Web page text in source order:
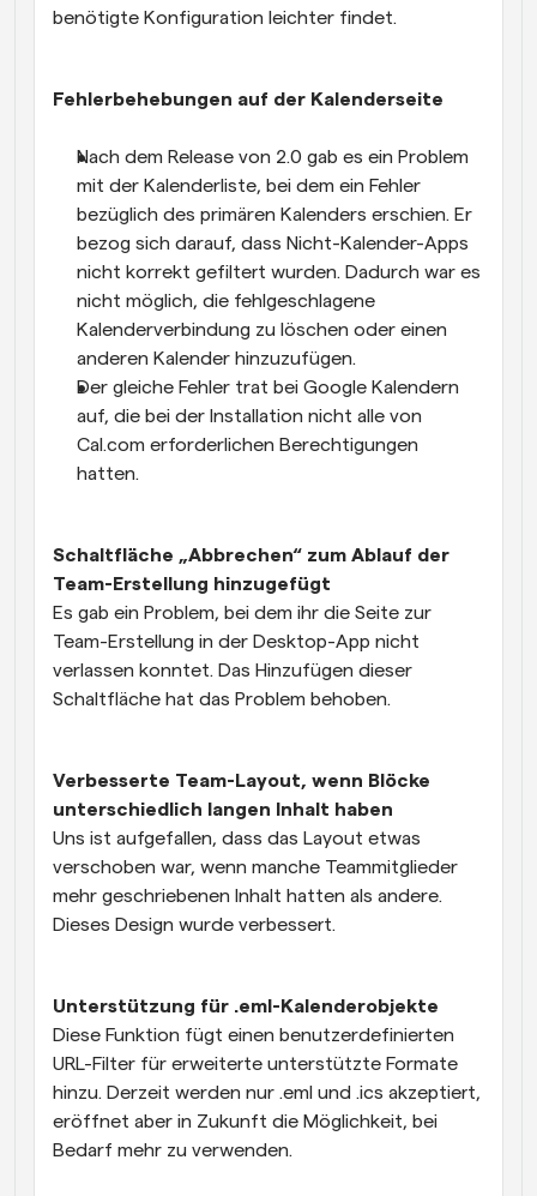
benötigte Konfiguration leichter findet.
Fehlerbehebungen auf der Kalenderseite
Nach dem Release von 2.0 gab es ein Problem
mit der Kalenderliste, bei dem ein Fehler
bezüglich des primären Kalenders erschien. Er
bezog sich darauf, dass Nicht-Kalender-Apps
nicht korrekt gefiltert wurden. Dadurch war es
nicht möglich, die fehlgeschlagene
Kalenderverbindung zu löschen oder einen
anderen Kalender hinzuzufügen.
Der gleiche Fehler trat bei Google Kalendern
auf, die bei der Installation nicht alle von
Cal.com erforderlichen Berechtigungen
hatten.
Schaltfläche „Abbrechen“ zum Ablauf der
Team-Erstellung hinzugefügt
Es gab ein Problem, bei dem ihr die Seite zur
Team-Erstellung in der Desktop-App nicht
verlassen konntet. Das Hinzufügen dieser
Schaltfläche hat das Problem behoben.
Verbesserte Team-Layout, wenn Blöcke
unterschiedlich langen Inhalt haben
Uns ist aufgefallen, dass das Layout etwas
verschoben war, wenn manche Teammitglieder
mehr geschriebenen Inhalt hatten als andere.
Dieses Design wurde verbessert.
Unterstützung für .eml-Kalenderobjekte
Diese Funktion fügt einen benutzerdefinierten
URL-Filter für erweiterte unterstützte Formate
hinzu. Derzeit werden nur .eml und .ics akzeptiert,
eröffnet aber in Zukunft die Möglichkeit, bei
Bedarf mehr zu verwenden.